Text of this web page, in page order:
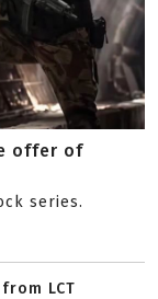
offer of
series.
LCT